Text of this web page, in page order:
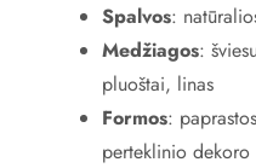
Spalvos:
Medžiagos:
pluoštai, linas
Formos:
perteklinio dekoro